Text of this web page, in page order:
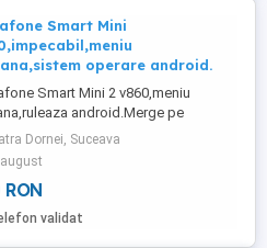
Smart Mini
operare android.
Smart Mini 2 v860,meniu
android.Merge pe
tehnice:camera
fi,bluetooth,gps,radiofm,si altele
le puteti gasi pe site-urile de
vanzare produs:120
si ofer maxima seriozitate!Va
Dornei, Suceava
RON
validat